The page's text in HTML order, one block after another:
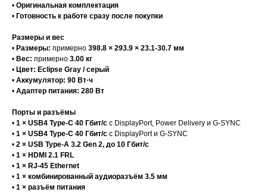
• Оригинальная комплектация
• Готовность к работе сразу после покупки
Размеры и вес
• Размеры: примерно 398.8 × 293.9 × 23.1-30.7 мм
• Вес: примерно 3.00 кг
• Цвет: Eclipse Gray / серый
• Аккумулятор: 90 Вт·ч
• Адаптер питания: 280 Вт
Порты и разъёмы
• 1 × USB4 Type-C 40 Гбит/с с DisplayPort, Power Delivery и G-SYNC
• 1 × USB4 Type-C 40 Гбит/с с DisplayPort и G-SYNC
• 2 × USB Type-A 3.2 Gen 2, до 10 Гбит/с
• 1 × HDMI 2.1 FRL
• 1 × RJ-45 Ethernet
• 1 × комбинированный аудиоразъём 3.5 мм
• 1 × разъём питания